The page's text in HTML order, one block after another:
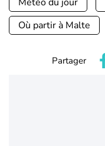
Où partir à Malte
Partager